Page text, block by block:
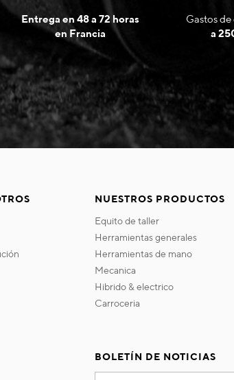
Entrega en 48 a 72 horas
en Francia
Gastos
a
NUESTROS PRODUCTOS
equito de taller
herramientas generales
herramientas de mano
mecanica
hibrido & electrico
carroceria
BOLETÍN DE NOTICIAS